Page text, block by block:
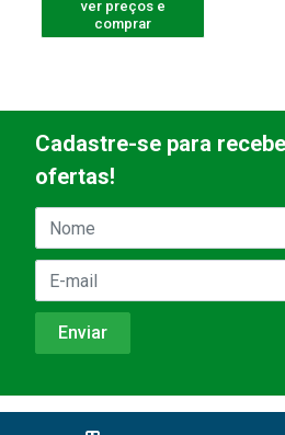
ver preços e
comprar
Cadastre-se para
ofertas!